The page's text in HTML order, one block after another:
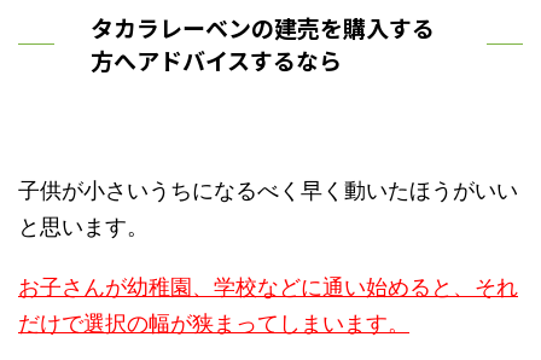
タカラレーベンの建売を購入する
方へアドバイスするなら
子供が小さいうちになるべく早く動いたほうがいい
と思います。
お子さんが幼稚園、学校などに通い始めると、それ
だけで選択の幅が狭まってしまいます。